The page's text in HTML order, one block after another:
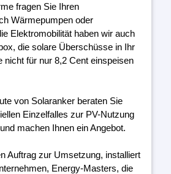
fragen Sie Ihren
Wärmepumpen oder
Elektromobilität haben wir auch
die solare Überschüsse in Ihr
nicht für nur 8,2 Cent einspeisen
von Solaranker beraten Sie
Einzelfalles zur PV-Nutzung
machen Ihnen ein Angebot.
Auftrag zur Umsetzung, installiert
Energy-Masters, die